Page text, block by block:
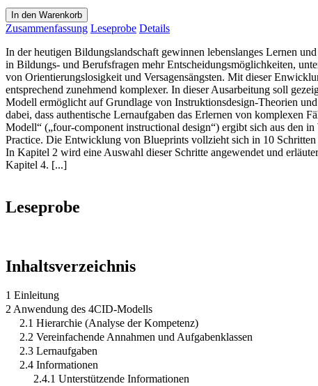
In den Warenkorb
Zusammenfassung Leseprobe Details
In der heutigen Bildungslandschaft gewinnen lebenslanges Lernen
in Bildungs- und Berufsfragen mehr Entscheidungsmöglichkeiten,
von Orientierungslosigkeit und Versagensängsten. Mit dieser
entsprechend zunehmend komplexer. In dieser Ausarbeitung soll
Modell ermöglicht auf Grundlage von Instruktionsdesign-Theorien
dabei, dass authentische Lernaufgaben das Erlernen von komplexen
Modell“ („four-component instructional design“) ergibt sich aus den
Practice. Die Entwicklung von Blueprints vollzieht sich in 10
In Kapitel 2 wird eine Auswahl dieser Schritte angewendet und
Kapitel 4. [...]
Leseprobe
Inhaltsverzeichnis
1 Einleitung
2 Anwendung des 4CID-Modells
2.1 Hierarchie (Analyse der Kompetenz)
2.2 Vereinfachende Annahmen und Aufgabenklassen
2.3 Lernaufgaben
2.4 Informationen
2.4.1 Unterstützende Informationen